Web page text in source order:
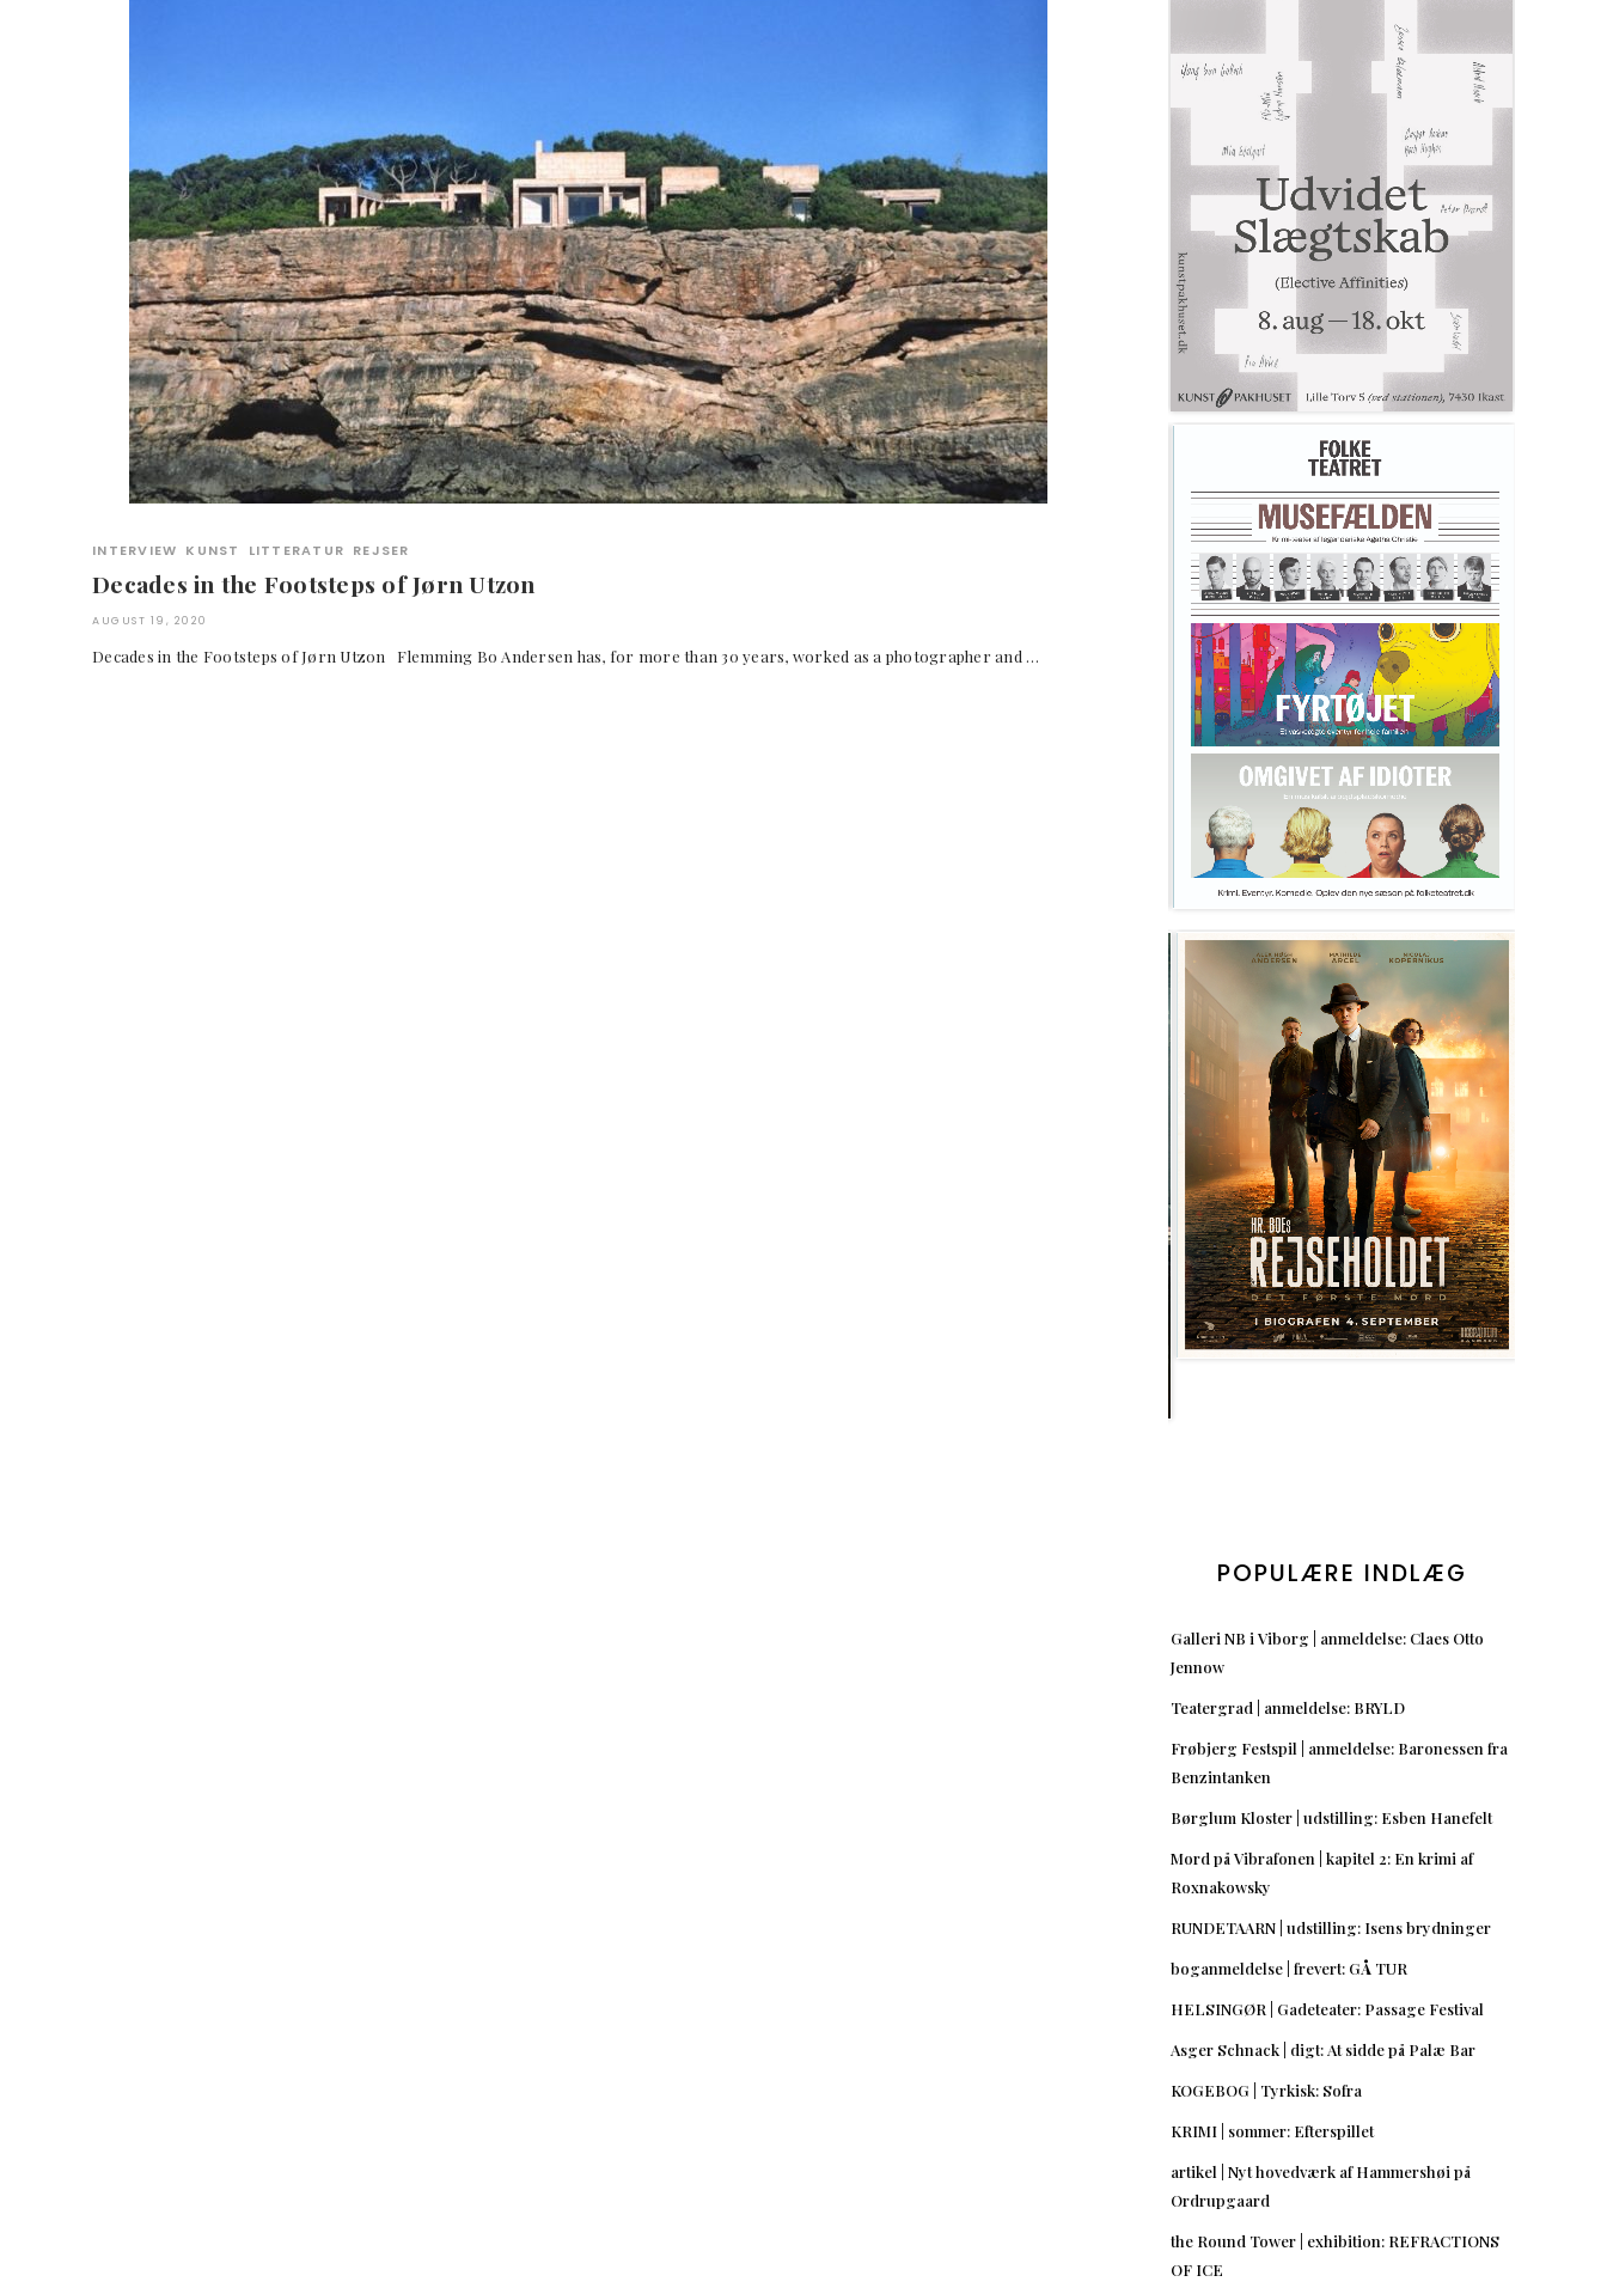
INTERVIEW KUNST LITTERATUR REJSER
Decades in the Footsteps of Jørn Utzon
AUGUST 19, 2020
Decades in the Footsteps of Jørn Utzon Flemming Bo Andersen has, for more than 30 years, worked as a photographer and …
POPULÆRE INDLÆG
Galleri NB i Viborg | anmeldelse: Claes Otto
Jennow
Teatergrad | anmeldelse: BRYLD
Frøbjerg Festspil | anmeldelse: Baronessen fra
Benzintanken
Børglum Kloster | udstilling: Esben Hanefelt
Mord på Vibrafonen | kapitel 2: En krimi af
Roxnakowsky
RUNDETAARN | udstilling: Isens brydninger
boganmeldelse | frevert: GÅ TUR
HELSINGØR | Gadeteater: Passage Festival
Asger Schnack | digt: At sidde på Palæ Bar
KOGEBOG | Tyrkisk: Sofra
KRIMI | sommer: Efterspillet
artikel | Nyt hovedværk af Hammershøi på
Ordrupgaard
the Round Tower | exhibition: REFRACTIONS
OF ICE